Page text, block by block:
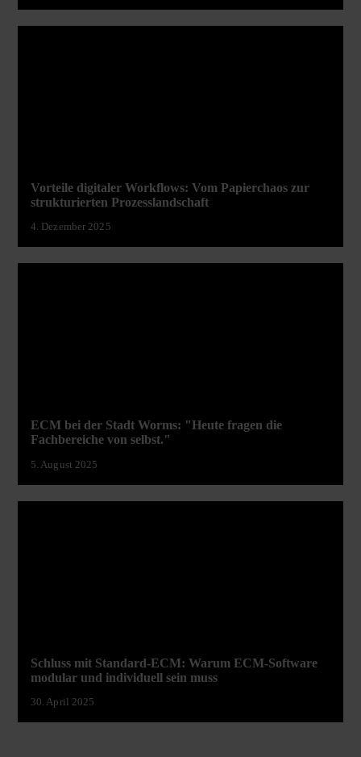
Vorteile digitaler Workflows: Vom Papierchaos zur
strukturierten Prozesslandschaft
4. Dezember 2025
ECM bei der Stadt Worms: "Heute fragen die
Fachbereiche von selbst."
5. August 2025
Schluss mit Standard-ECM: Warum ECM-Software
modular und individuell sein muss
30. April 2025